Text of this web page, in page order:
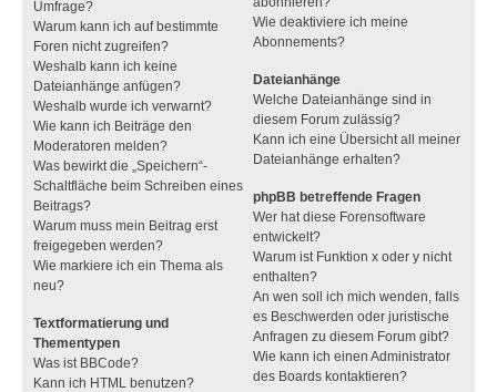
Umfrage?
Warum kann ich auf bestimmte
Foren nicht zugreifen?
Weshalb kann ich keine
Dateianhänge anfügen?
Weshalb wurde ich verwarnt?
Wie kann ich Beiträge den
Moderatoren melden?
Was bewirkt die „Speichern“-
Schaltfläche beim Schreiben eines
Beitrags?
Warum muss mein Beitrag erst
freigegeben werden?
Wie markiere ich ein Thema als
neu?
Textformatierung und
Thementypen
Was ist BBCode?
Kann ich HTML benutzen?
Wie deaktiviere ich meine
Abonnements?
Dateianhänge
Welche Dateianhänge sind in
diesem Forum zulässig?
Kann ich eine Übersicht all meiner
Dateianhänge erhalten?
phpBB betreffende Fragen
Wer hat diese Forensoftware
entwickelt?
Warum ist Funktion x oder y nicht
enthalten?
An wen soll ich mich wenden, falls
es Beschwerden oder juristische
Anfragen zu diesem Forum gibt?
Wie kann ich einen Administrator
des Boards kontaktieren?